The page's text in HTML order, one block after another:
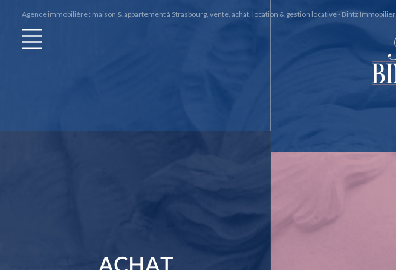
Agence immobilière : maison & appartement à Strasbourg, vente, achat, location & gestion locative - Bintz Immobilier
ACHAT